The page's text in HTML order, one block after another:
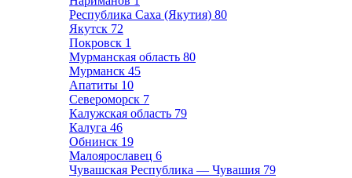
Республика Саха (Якутия) 80
Якутск 72
Покровск 1
Мурманская область 80
Мурманск 45
Апатиты 10
Североморск 7
Калужская область 79
Калуга 46
Обнинск 19
Малоярославец 6
Чувашская Республика — Чувашия 79